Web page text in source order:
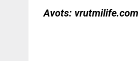
Avots: vrutmilife.com